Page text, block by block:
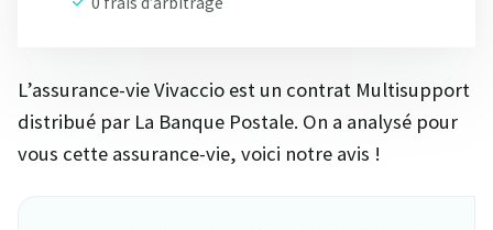
L’assurance-vie Vivaccio est un contrat Multisupport
distribué par La Banque Postale. On a analysé pour
vous cette assurance-vie, voici notre avis !